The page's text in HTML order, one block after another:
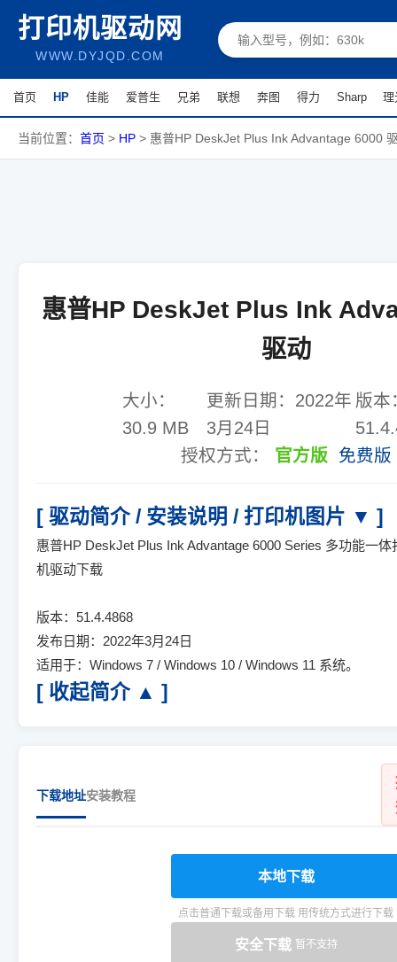
打印机驱动网
WWW.DYJQD.COM
首页 HP 佳能 爱普生 兄弟 联想 奔图 得力 Sharp 理
当前位置： 首页 > HP > 惠普HP DeskJet Plus Ink Advantage 6000
惠普HP DeskJet Plus Ink
驱动
大小：
30.9 MB
更新日期： 2022年
3月24日
版本
授权方式： 官方版 免费版
[ 驱动简介 / 安装说明 / 打印机图片 ▼ ]
惠普HP DeskJet Plus Ink Advantage 6000 Series 多功能一体
机驱动下载
版本：51.4.4868
发布日期：2022年3月24日
适用于：Windows 7 / Windows 10 / Windows 11 系统。
[ 收起简介 ▲ ]
下载地址安装教程
本地下载
点击普通下载或备用下载 用传统方式进行下载
安全下载 暂不支持